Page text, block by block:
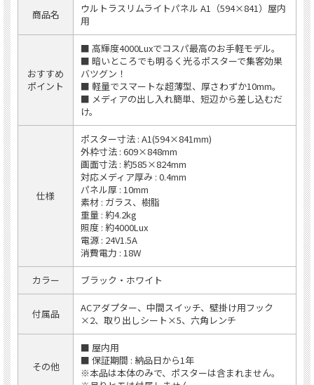
商品名
ウルトラスリムライトパネル A1（594×841）屋内
用
おすすめ
ポイント
■ 高輝度4000Luxでコスパ最高のお手軽モデル。
■ 暗いところでも明るく光るポスターで集客効果
バツグン！
■ 軽量でスマートな超薄型、厚さわずか10mm。
■ メディアの出し入れ簡単、短辺から差し込むだ
け。
仕様
ポスター寸法 : A1(594×841mm)
外枠寸法 : 609×848mm
画面寸法 : 約585×824mm
対応メディア厚み : 0.4mm
パネル厚 : 10mm
素材 : ガラス、樹脂
重量 : 約4.2kg
照度 : 約4000Lux
電源 : 24V1.5A
消費電力 : 18W
カラー ブラック・ホワイト
付属品
ACアダプター、中間スイッチ、壁掛け用フック
×2、取り出しシート×5、六角レンチ
その他
■ 屋内用
■ 保証期間 : 納品日から1年
※本品は本体のみで、ポスターは含まれません。